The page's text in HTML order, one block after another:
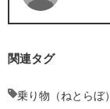
関連タグ
乗り物（ねとらぼ）